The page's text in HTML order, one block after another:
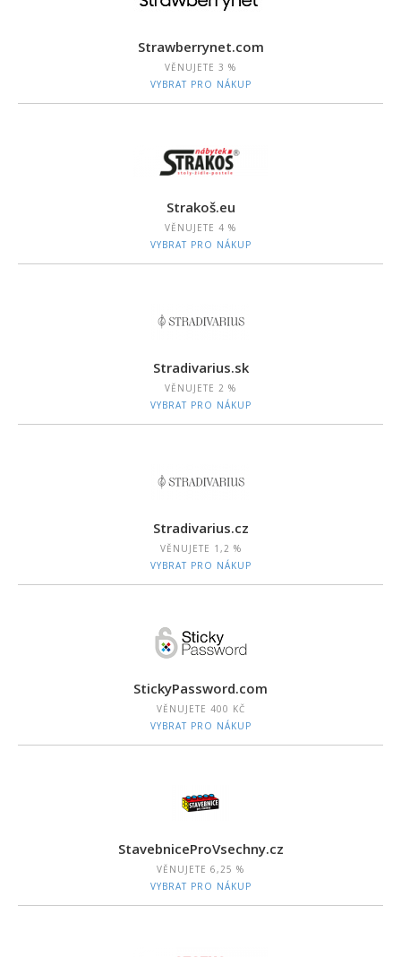
Strawberrynet.com
VĚNUJETE 3 %
VYBRAT PRO NÁKUP
Strakoš.eu
VĚNUJETE 4 %
VYBRAT PRO NÁKUP
Stradivarius.sk
VĚNUJETE 2 %
VYBRAT PRO NÁKUP
Stradivarius.cz
VĚNUJETE 1,2 %
VYBRAT PRO NÁKUP
StickyPassword.com
VĚNUJETE 400 KČ
VYBRAT PRO NÁKUP
StavebniceProVsechny.cz
VĚNUJETE 6,25 %
VYBRAT PRO NÁKUP